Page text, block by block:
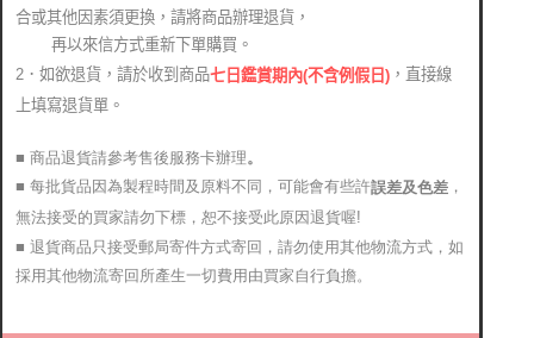
合或其他因素須更換，請將商品辦理退貨，
再以來信方式重新下單購買。
2．如欲退貨，請於收到商品七日鑑賞期內(不含例假日) ，直接線
上填寫退貨單。
■ 商品退貨請參考售後服務卡辦理。
■ 每批貨品因為製程時間及原料不同，可能會有些許誤差及色差 ，
無法接受的買家請勿下標，恕不接受此原因退貨喔!
■ 退貨商品只接受郵局寄件方式寄回，請勿使用其他物流方式，如
採用其他物流寄回所產生一切費用由買家自行負擔。